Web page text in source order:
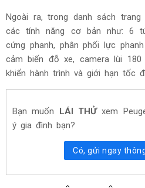
Peugeot 5008 2023 sử dụng động cơ